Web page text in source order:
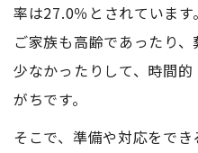
率は27.0％とされていま
ご家族も高齢であったり
少なかったりして、時間
がちです。
そこで、準備や対応をで